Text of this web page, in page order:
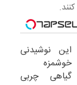
این نوشیدنی
خوشمزه
گیاهی چربی